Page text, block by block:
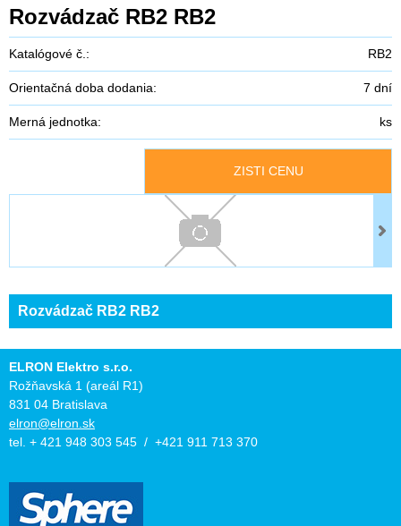
Rozvádzač RB2 RB2
Katalógové č.: RB2
Orientačná doba dodania: 7 dní
Merná jednotka: ks
ZISTI CENU
Rozvádzač RB2 RB2
ELRON Elektro s.r.o.
Rožňavská 1 (areál R1)
831 04 Bratislava
elron@elron.sk
tel. + 421 948 303 545 / +421 911 713 370